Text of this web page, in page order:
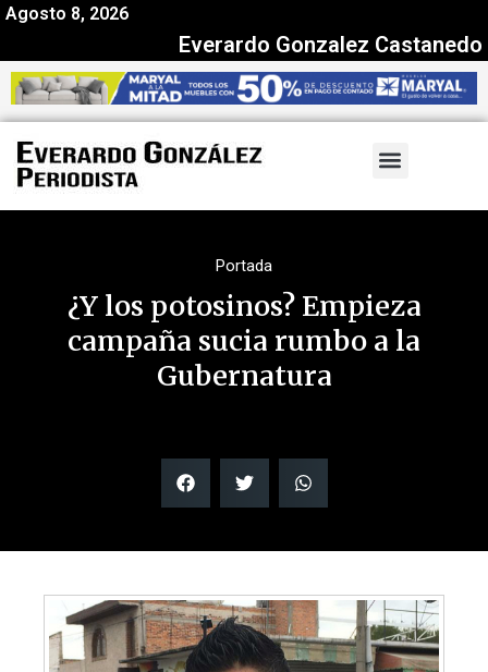
Agosto 8, 2026
Everardo Gonzalez Castanedo
Portada
¿Y los potosinos? Empieza
campaña sucia rumbo a la
Gubernatura